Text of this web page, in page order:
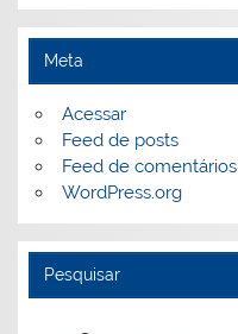
Meta
Acessar
Feed de posts
Feed de comentários
WordPress.org
Pesquisar